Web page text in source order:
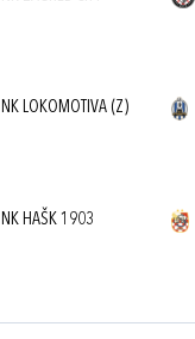
NK LOKOMOTIVA (Z)
NK HAŠK 1903